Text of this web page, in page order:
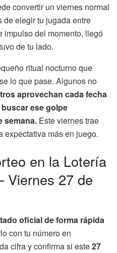
convertir un viernes normal
de elegir tu jugada entre
impulso del momento, llegó
de tu lado.
ritual nocturno que
lo que pase. Algunos no
aprovechan cada fecha
ese golpe
semana. Este viernes trae
expectativa más en juego.
en la Lotería
Viernes 27 de
oficial de forma rápida
con tu número en
cifra y confirma si este27